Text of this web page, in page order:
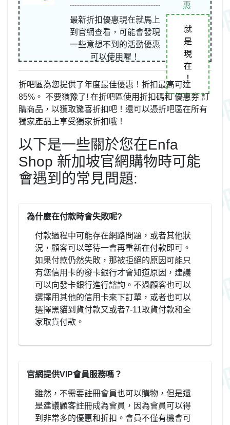
最新折扣優惠現在就馬上
到官網查看，可能會發現
一些意想不到的活動優惠
可以使用喔！
惠
就
是
現
在
！
折吧區為您提供了年度最佳優惠！折扣最高可達
85%。 不要猶豫了! 在折吧區使用折扣碼和 優惠券 訂
購商品，以獲取驚喜折扣吧！還可以憑折吧區在所有
獨家產品上享受獨家折扣哦！
以下是一些關於您在Enfa
Shop 新加坡官網購物時可能
會遇到的常見問題:
為什麼在付款時會失敗呢?
付款過程中可能存在網路問題，或者其他狀
況，顧客可以等待一會再重新在付款即可。
如果付款仍然失敗，那被拒絕的原因可能只
有您信用卡的發卡銀行才會知道原因，建議
可以向發卡銀行進行諮詢。不過顧客也可以
選擇用其他的信用卡來下訂單，或者也可以
選擇黑貓到貨付款又或者7-11取貨付款和全
家取貨付款。
官網提供VIP會員服務嗎？
雖然，不需要註冊會員也可以購物，但是還
是建議顧客註冊成為會員，因為會員可以得
到非常多的優惠和折扣。會員不僅有機會可